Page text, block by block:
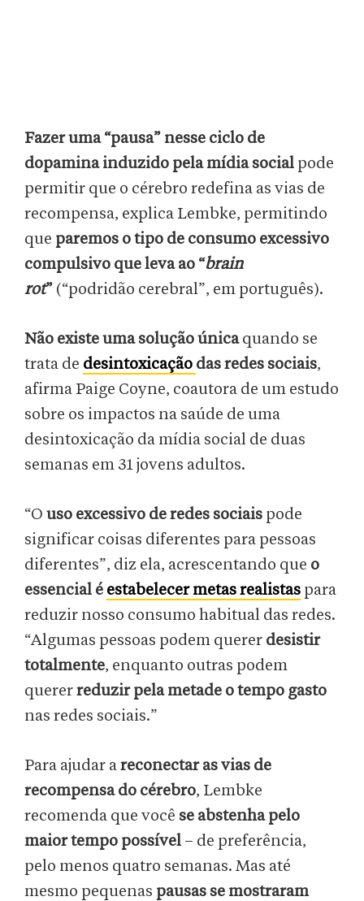
Fazer uma “pausa” nesse ciclo de
dopamina induzido pela mídia social pode
permitir que o cérebro redefina as vias de
recompensa, explica Lembke, permitindo
que paremos o tipo de consumo excessivo
compulsivo que leva ao “brain
rot” (“podridão cerebral”, em português).
Não existe uma solução únicaquando se
trata de desintoxicação das redes sociais,
afirma Paige Coyne, coautora de um estudo
sobre os impactos na saúde de uma
desintoxicação da mídia social de duas
semanas em 31 jovens adultos.
“O uso excessivo de redes sociais pode
significar coisas diferentes para pessoas
diferentes”, diz ela, acrescentando que o
essencial é estabelecer metas realistas para
reduzir nosso consumo habitual das redes.
“Algumas pessoas podem querer desistir
totalmente, enquanto outras podem
quererreduzir pela metade o tempo gasto
nas redes sociais.”
Para ajudar areconectar as vias de
recompensa do cérebro, Lembke
recomenda que você se abstenha pelo
maior tempo possível – de preferência,
pelo menos quatro semanas. Mas até
mesmo pequenas pausas se mostraram